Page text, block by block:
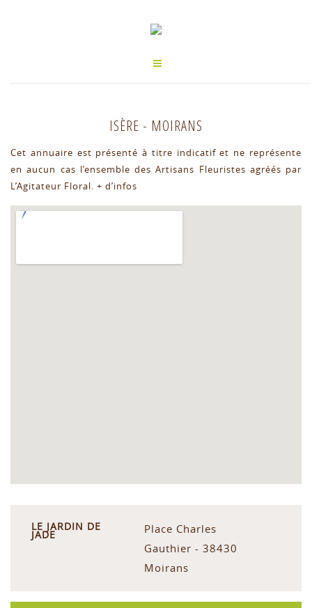
ISÈRE - MOIRANS
Cet annuaire est présenté à titre indicatif et ne représente
en aucun cas l’ensemble des Artisans Fleuristes agréés par
L’Agitateur Floral. + d’infos
LE JARDIN DE
JADE
Place Charles
Gauthier - 38430
Moirans